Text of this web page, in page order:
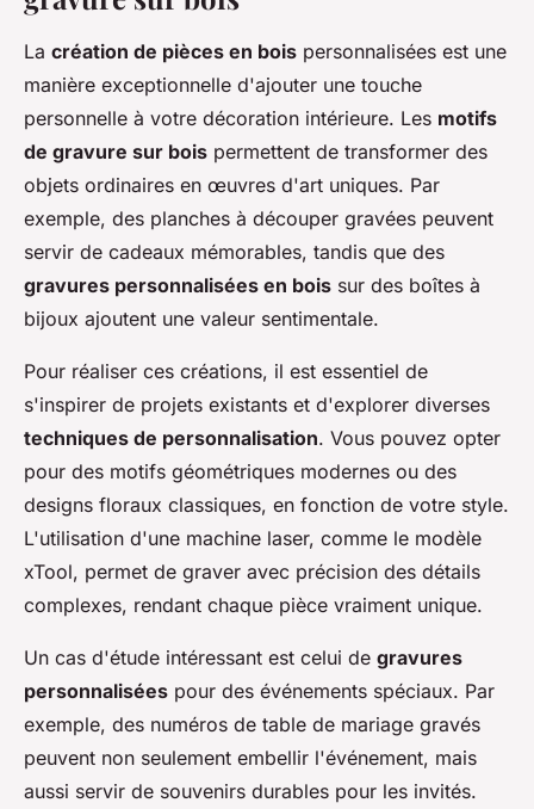
La création de pièces en bois personnalisées est une
manière exceptionnelle d'ajouter une touche
personnelle à votre décoration intérieure. Les motifs
de gravure sur bois permettent de transformer des
objets ordinaires en œuvres d'art uniques. Par
exemple, des planches à découper gravées peuvent
servir de cadeaux mémorables, tandis que des
gravures personnalisées en bois sur des boîtes à
bijoux ajoutent une valeur sentimentale.
Pour réaliser ces créations, il est essentiel de
s'inspirer de projets existants et d'explorer diverses
techniques de personnalisation. Vous pouvez opter
pour des motifs géométriques modernes ou des
designs floraux classiques, en fonction de votre style.
L'utilisation d'une machine laser, comme le modèle
xTool, permet de graver avec précision des détails
complexes, rendant chaque pièce vraiment unique.
Un cas d'étude intéressant est celui de gravures
personnalisées pour des événements spéciaux. Par
exemple, des numéros de table de mariage gravés
peuvent non seulement embellir l'événement, mais
aussi servir de souvenirs durables pour les invités.